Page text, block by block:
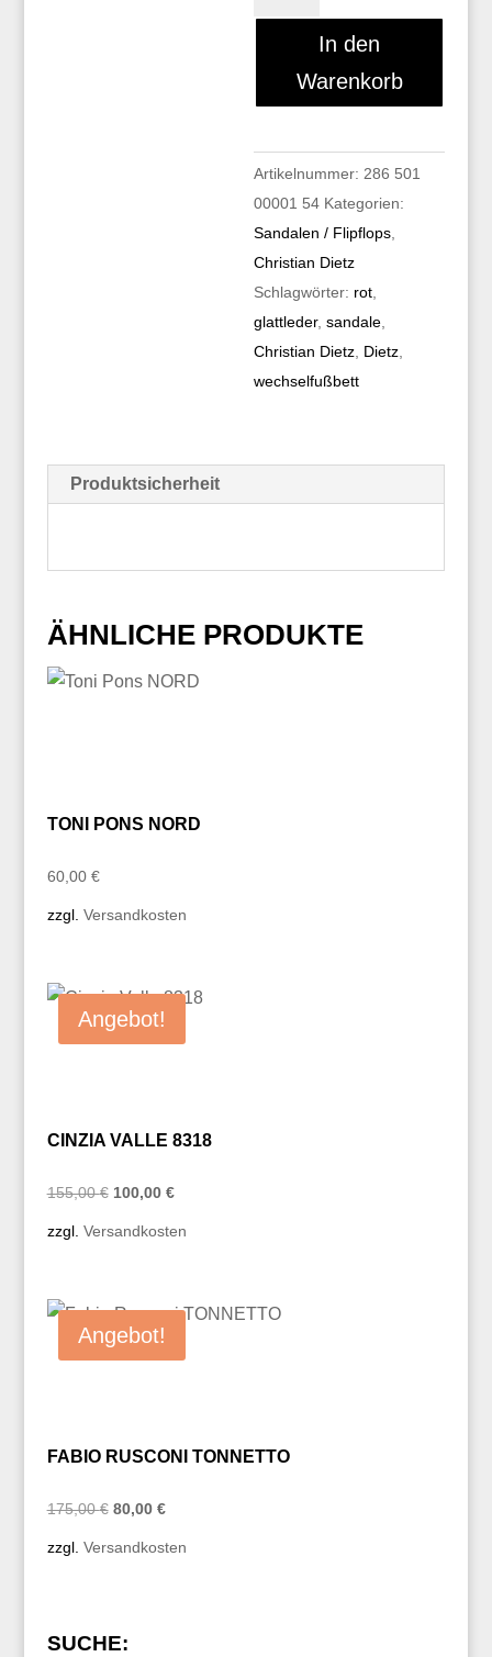
In den
Warenkorb
Artikelnummer: 286 501
00001 54 Kategorien:
Sandalen / Flipflops
Christian Dietz
Schlagwörter: rot
glattleder,sandale
Christian Dietz Dietz
wechselfußbett
Produktsicherheit
ÄHNLICHE PRODUKTE
TONI PONS NORD
60,00 €
zzgl. Versandkosten
Angebot!
CINZIA VALLE 8318
155,00€ Ursprünglicher
war:
100,00 €Aktueller
ist:
zzgl. Versandkosten
Angebot!
FABIO RUSCONI TONNETTO
175,00€ Ursprünglicher
war:
80,00 €Aktueller
ist:
zzgl. Versandkosten
SUCHE: